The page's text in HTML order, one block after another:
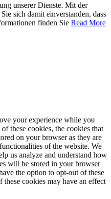
unserer Dienste. Mit der
sich damit einverstanden, dass
finden Sie Read More
your experience while you
these cookies, the cookies that
on your browser as they are
of the website. We
us analyze and understand how
will be stored in your browser
the option to opt-out of these
cookies may have an effect